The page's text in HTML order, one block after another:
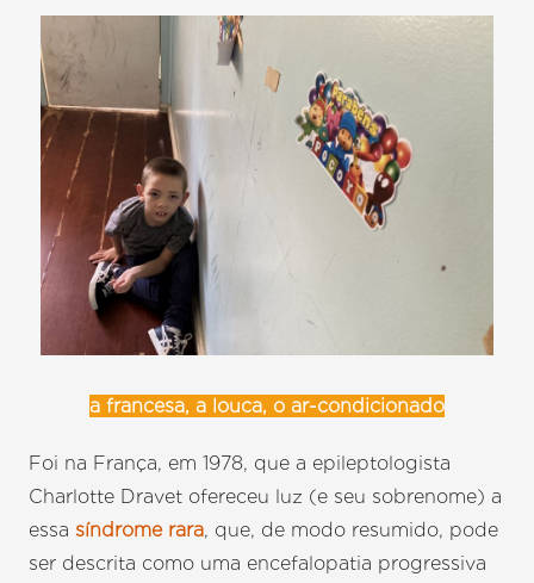
a francesa, a louca, o ar-condicionado
Foi na França, em 1978, que a epileptologista
Charlotte Dravet ofereceu luz (e seu sobrenome) a
essasíndrome rara, que, de modo resumido, pode
ser descrita como uma encefalopatia progressiva